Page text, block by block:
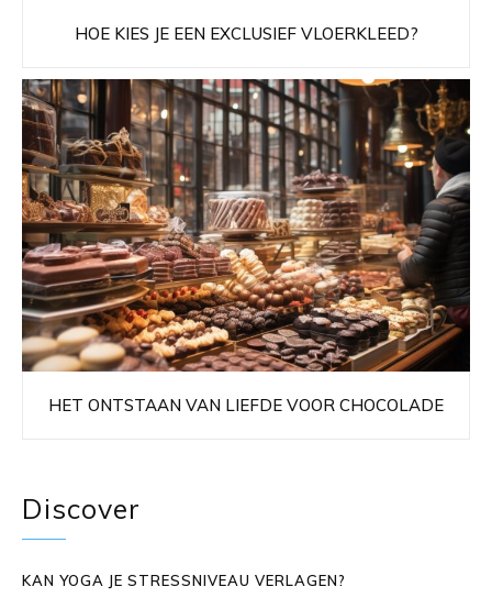
HOE KIES JE EEN EXCLUSIEF VLOERKLEED?
HET ONTSTAAN VAN LIEFDE VOOR CHOCOLADE
Discover
KAN YOGA JE STRESSNIVEAU VERLAGEN?